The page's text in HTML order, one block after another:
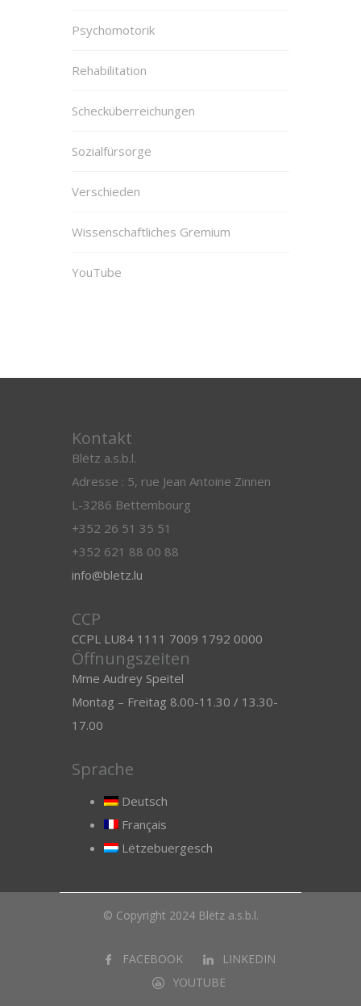
Psychomotorik
Rehabilitation
Schecküberreichungen
Sozialfürsorge
Verschieden
Wissenschaftliches Gremium
YouTube
Kontakt
Blëtz a.s.b.l.
Adresse : 5, rue Jean Antoine Zinnen
L-3286 Bettembourg
+352 26 51 35 51
+352 621 88 00 88
info@bletz.lu
CCP
CCPL LU84 1111 7009 1792 0000
Öffnungszeiten
Mme Audrey Speitel
Montag – Freitag 8.00-11.30 / 13.30-
17.00
Sprache
Deutsch
Français
Lëtzebuergesch
© Copyright 2024 Blëtz a.s.b.l.
FACEBOOK
LINKEDIN
YOUTUBE